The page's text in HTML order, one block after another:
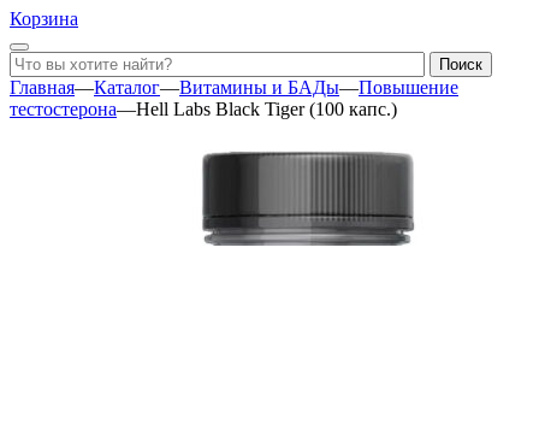
Корзина
Главная—Каталог—Витамины и БАДы—Повышение
тестостерона—Hell Labs Black Tiger (100 капс.)